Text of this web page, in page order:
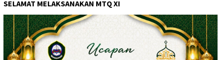
SELAMAT MELAKSANAKAN MTQ XI